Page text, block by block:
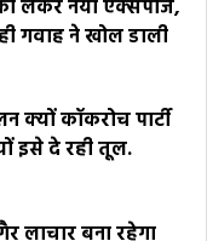
लेकर नया एक्सपोजे,
गवाह ने खोल डाली
क्यों कॉकरोच पार्टी
इसे दे रही तूल.
लाचार बना रहेगा